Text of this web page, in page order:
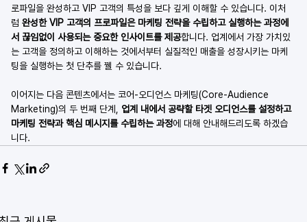
로파일을 완성하고 VIP 고객의 특성을 보다 깊게 이해할 수 있습니다. 이처
럼 완성한 VIP 고객의 프로파일은 마케팅 전략을 수립하고 실행하는 과정에
서 끊임없이 사용되는 중요한 인사이트를 제공합니다. 업계에서 가장 가치있
는 고객을 정의하고 이해하는 것에서부터 실질적인 매출을 성장시키는 마케
팅을 실행하는 첫 단추를 꿸 수 있습니다.
이어지는 다음 콘텐츠에서는 코어-오디언스 마케팅(Core-Audience
Marketing)의 두 번째 단계, 업계 내에서 공략할 타겟 오디언스를 설정하고
마케팅 전략과 핵심 메시지를 수립하는 과정에 대해 안내해드리도록 하겠습
니다.